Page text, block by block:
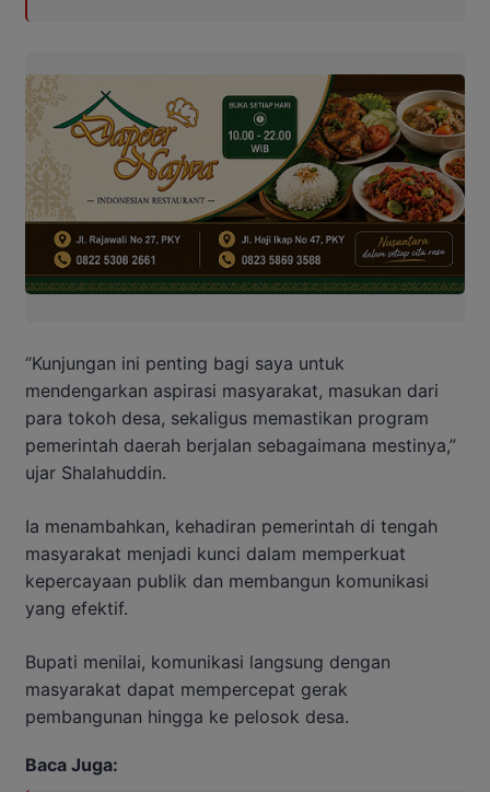
“Kunjungan ini penting bagi saya untuk
mendengarkan aspirasi masyarakat, masukan dari
para tokoh desa, sekaligus memastikan program
pemerintah daerah berjalan sebagaimana mestinya,”
ujar Shalahuddin.
Ia menambahkan, kehadiran pemerintah di tengah
masyarakat menjadi kunci dalam memperkuat
kepercayaan publik dan membangun komunikasi
yang efektif.
Bupati menilai, komunikasi langsung dengan
masyarakat dapat mempercepat gerak
pembangunan hingga ke pelosok desa.
Baca Juga: